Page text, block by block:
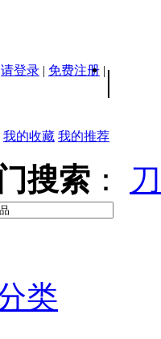
请登录 | 免费注册 | |
我的收藏 我的推荐
搜索 ：
类